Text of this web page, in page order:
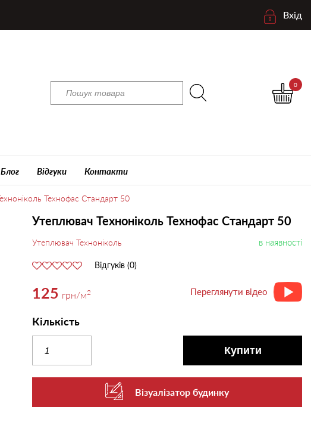
Вхід
0
Блог Відгуки Контакти
Технофас Стандарт 50
Утеплювач Техноніколь Технофас Стандарт 50
Утеплювач Техноніколь в наявності
Відгуків (0)
125 грн/м2 Переглянути відео
Кількість
Купити
Візуалізатор будинку